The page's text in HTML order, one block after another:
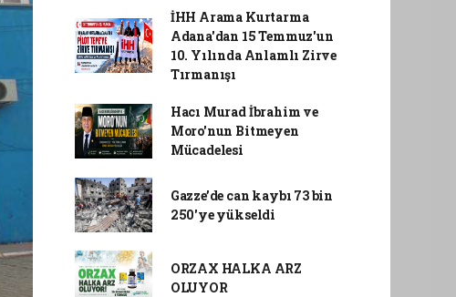
İHH Arama Kurtarma
Adana'dan 15 Temmuz'un
10. Yılında Anlamlı Zirve
Tırmanışı
Hacı Murad İbrahim ve
Moro'nun Bitmeyen
Mücadelesi
Gazze’de can kaybı 73 bin
250'ye yükseldi
ORZAX HALKA ARZ
OLUYOR